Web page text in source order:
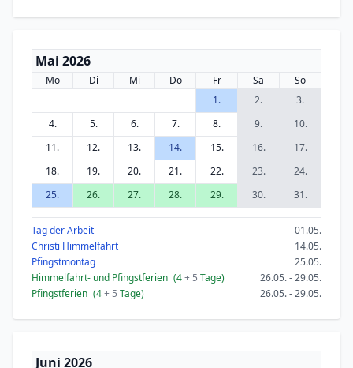
Mai 2026
Mo Di Mi Do Fr Sa
So
1.
2.
3.
4.
5. 6. 7. 8. 9.
10.
11.
12. 13. 14. 15. 16.
17.
18.
19. 20. 21. 22. 23.
24.
25.
26. 27. 28. 29. 30. 31.
Tag der Arbeit
01.05.
Christi Himmelfahrt
14.05.
Pfingstmontag
25.05.
Himmelfahrt- und Pfingstferien (4+ 5 Tage)
26.05. - 29.05.
Pfingstferien (4+ 5 Tage) 26.05. - 29.05.
Juni 2026